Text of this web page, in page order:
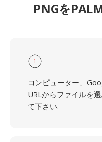
PNGを
1
コンピューター、
URLからファイルを
て下さい.